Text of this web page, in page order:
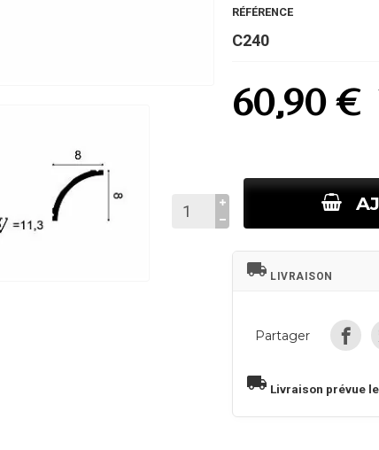
RÉFÉRENCE
C240
60,90 €
local_shipping LIVRAISON
Partager
local_shipping Livraison prévue